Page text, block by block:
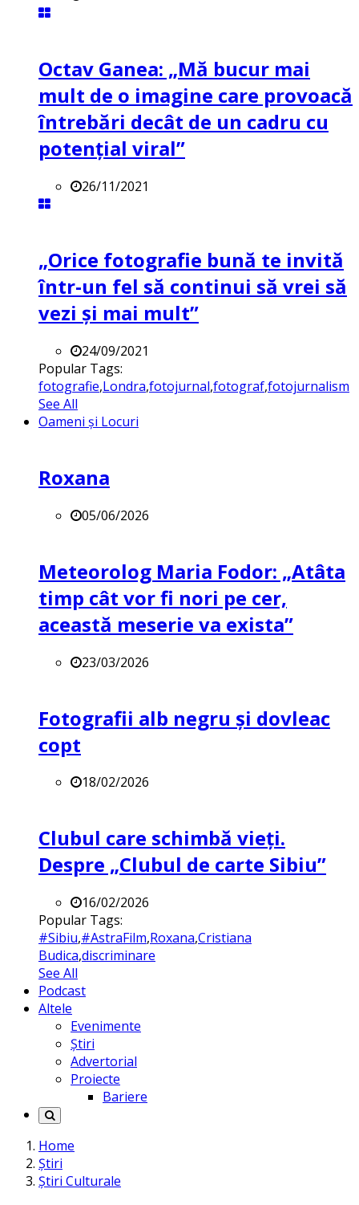
Octav Ganea: „Mă bucur mai
mult de o imagine care provoacă
întrebări decât de un cadru cu
potenţial viral”
26/11/2021
„Orice fotografie bună te invită
într-un fel să continui să vrei să
vezi și mai mult”
24/09/2021
Popular Tags:
fotografie,Londra,fotojurnal,fotograf,fotojurnalism
See All
Oameni și Locuri
Roxana
05/06/2026
Meteorolog Maria Fodor: „Atâta
timp cât vor fi nori pe cer,
această meserie va exista”
23/03/2026
Fotografii alb negru și dovleac
copt
18/02/2026
Clubul care schimbă vieți.
Despre „Clubul de carte Sibiu”
16/02/2026
Popular Tags:
#Sibiu,#AstraFilm,Roxana,Cristiana
Budica,discriminare
See All
Podcast
Altele
Evenimente
Știri
Advertorial
Proiecte
Bariere
Home
Știri
Știri Culturale